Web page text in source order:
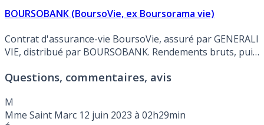
BOURSOBANK (BoursoVie, ex Boursorama vie)
Contrat d'assurance-vie BoursoVie, assuré par GENERALI
VIE, distribué par BOURSOBANK. Rendements bruts, puis
des fonds en euros : EUROSSIMA FG 75 2025: 1.670% brut,
Questions, commentaires, avis
M
Mme Saint Marc 12 juin 2023 à 02h29min